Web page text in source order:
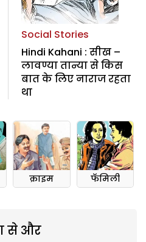
Social Stories
Hindi Kahani : सीख –
लावण्या तान्या से किस
बात के लिए नाराज रहता
था
क्राइम फॅमिली
से और